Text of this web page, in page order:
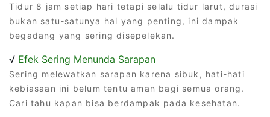
Tidur 8 jam setiap hari tetapi selalu tidur larut, durasi
bukan satu-satunya hal yang penting, ini dampak
begadang yang sering disepelekan.
√ Efek Sering Menunda Sarapan
Sering melewatkan sarapan karena sibuk, hati-hati
kebiasaan ini belum tentu aman bagi semua orang.
Cari tahu kapan bisa berdampak pada kesehatan.